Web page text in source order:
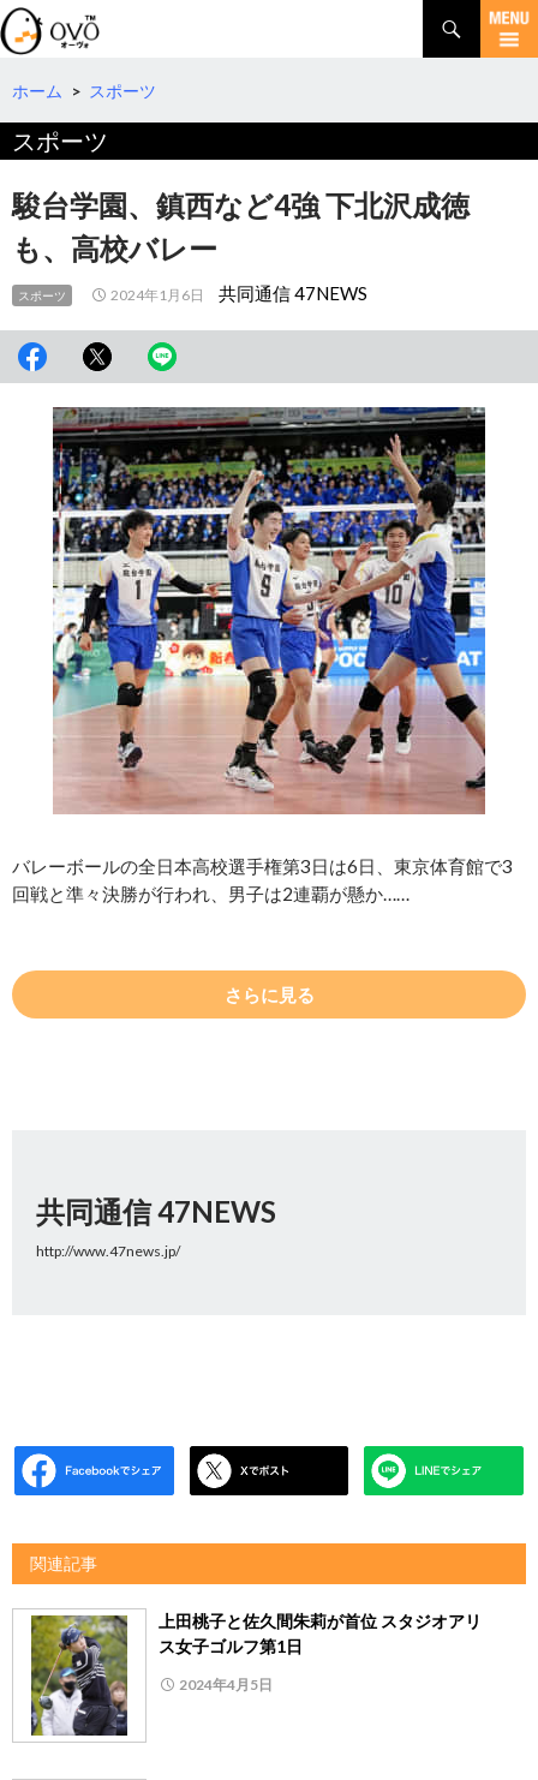
検
索
コ
テ
へ
移
動
ホーム > スポーツ
スポーツ
駿台学園、鎮西など4強 下北沢成徳
も、高校バレー
スポーツ 2024年1月6日 共同通信 47NEWS
バレーボールの全日本高校選手権第3日は6日、東京体育館で3
回戦と準々決勝が行われ、男子は2連覇が懸か……
さらに見る
共同通信 47NEWS
http://www.47news.jp/
関連記事
上田桃子と佐久間朱莉が首位 スタジオアリ
ス女子ゴルフ第1日
2024年4月5日